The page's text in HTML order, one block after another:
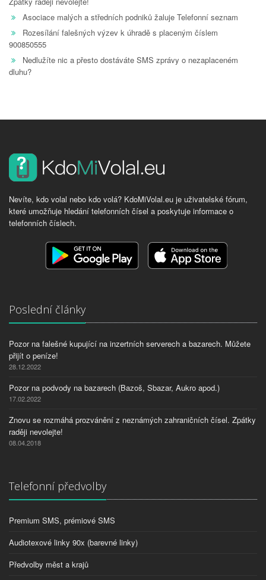
Asociace malých a středních podniků žaluje Telefonní seznam
Rozesílání falešných výzev k úhradě s placeným číslem
900850555
Nedlužíte nic a přesto dostáváte SMS zprávy o nezaplaceném
dluhu?
Nevíte, kdo volal nebo kdo volá? KdoMiVolal.eu je uživatelské fórum,
které umožňuje hledání telefonních čísel a poskytuje informace o
telefonních číslech.
Poslední články
Pozor na falešné kupující na inzertních serverech a bazarech. Můžete
přijít o peníze!
28.12.2022
Pozor na podvody na bazarech (Bazoš, Sbazar, Aukro apod.)
17.02.2022
Znovu se rozmáhá prozvánění z neznámých zahraničních čísel. Zpátky
raději nevolejte!
08.04.2018
Telefonní předvolby
Premium SMS, prémiové SMS
Audiotexové linky 90x (barevné linky)
Předvolby měst a krajů